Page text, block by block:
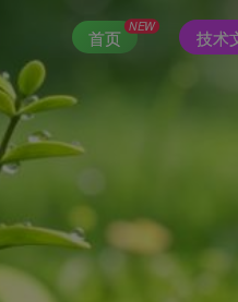
首页
NEW
技术